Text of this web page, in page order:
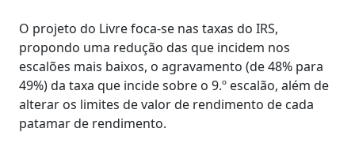
O projeto do Livre foca-se nas taxas do IRS,
propondo uma redução das que incidem nos
escalões mais baixos, o agravamento (de 48% para
49%) da taxa que incide sobre o 9.º escalão, além de
alterar os limites de valor de rendimento de cada
patamar de rendimento.